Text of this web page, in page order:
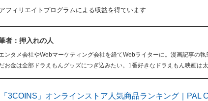
フィリエイトプログラムによる収益を得ています
者：押入れの人
ンタメ会社やWebマーケティング会社を経てWebライターに。漫画記事の
お金は全部ドラえもんグッズにつぎ込みたい。1番好きなドラえもん映画は太
「3COINS」オンラインストア人気商品ランキング｜PAL